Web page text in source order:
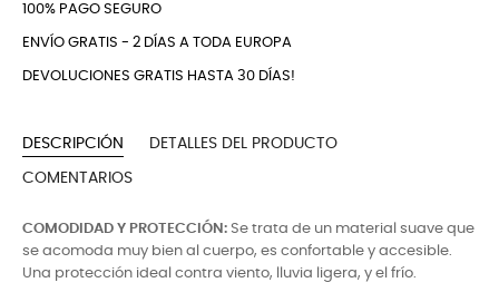
100% PAGO SEGURO
ENVÍO GRATIS - 2 DÍAS A TODA EUROPA
DEVOLUCIONES GRATIS HASTA 30 DÍAS!
DESCRIPCIÓN DETALLES DEL PRODUCTO
COMENTARIOS
COMODIDAD Y PROTECCIÓN: Se trata de un material suave que
se acomoda muy bien al cuerpo, es confortable y accesible.
Una protección ideal contra viento, lluvia ligera, y el frío.